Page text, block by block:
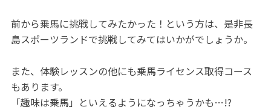
前から乗馬に挑戦してみたかった！という方は、是非長
島スポーツランドで挑戦してみてはいかがでしょうか。
また、体験レッスンの他にも乗馬ライセンス取得コース
もあります。
「趣味は乗馬」といえるようになっちゃうかも…!?